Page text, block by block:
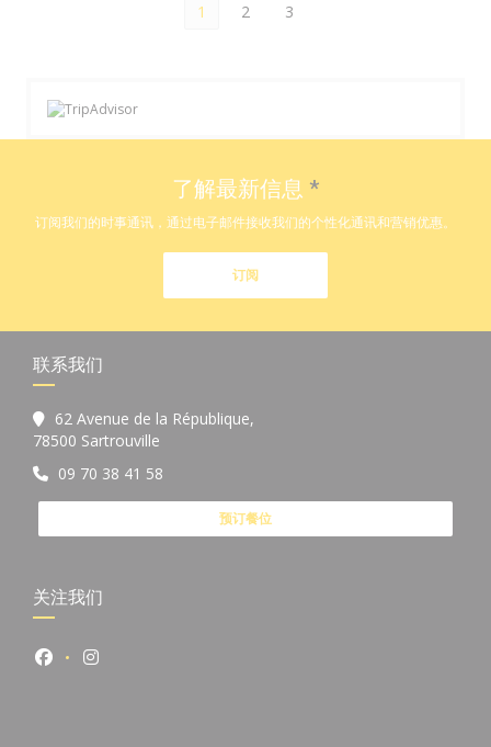
1 2 3
了解最新信息 *
订阅我们的时事通讯，通过电子邮件接收我们的个性化通讯和营销优惠。
订阅
联系我们
62 Avenue de la République,
78500 Sartrouville
09 70 38 41 58
预订餐位
关注我们
Facebook ((在新窗口中打开))
Instagram ((在新窗口中打开))